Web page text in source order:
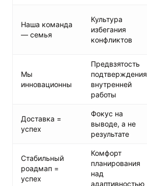
Наша команда
— семья
Культура
избегания
конфликтов
Мы
инновационны
Предвзятость
подтверждения
внутренней
работы
Доставка =
успех
Фокус на
выводе, а не
результате
Стабильный
роадмап =
успех
Комфорт
планирования
над
адаптивностью